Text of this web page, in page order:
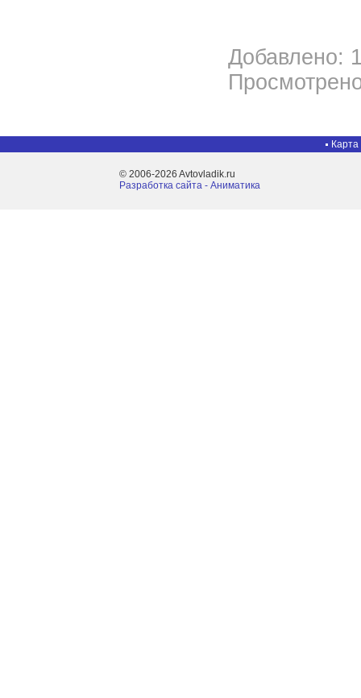
Добавлено:
Карта
© 2006-2026 Avtovladik.ru
Разработка сайта - Aниматика